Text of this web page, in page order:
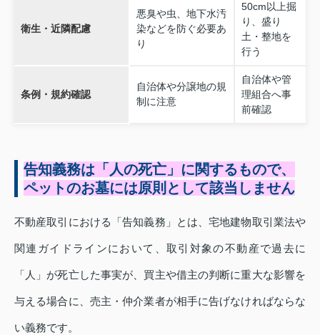
衛生・近隣配慮
悪臭や虫、地下水汚
染などを防ぐ必要あ
り
50cm以上掘
り、盛り
土・整地を
行う
条例・規約確認
自治体や分譲地の規
制に注意
自治体や管
理組合へ事
前確認
告知義務は「人の死亡」に関するもので、
ペットのお墓には原則として該当しません
不動産取引における「告知義務」とは、宅地建物取引業法や
関連ガイドラインにおいて、取引対象の不動産で過去に
「人」が死亡した事実が、買主や借主の判断に重大な影響を
与える場合に、売主・仲介業者が相手に告げなければならな
い義務です。